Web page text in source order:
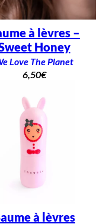
à lèvres –
Honey
Love The Planet
6,50€
à lèvres